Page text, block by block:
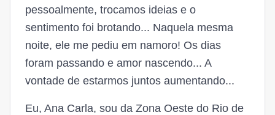
pessoalmente, trocamos ideias e o
sentimento foi brotando... Naquela mesma
noite, ele me pediu em namoro! Os dias
foram passando e amor nascendo... A
vontade de estarmos juntos aumentando...
Eu, Ana Carla, sou da Zona Oeste do Rio de